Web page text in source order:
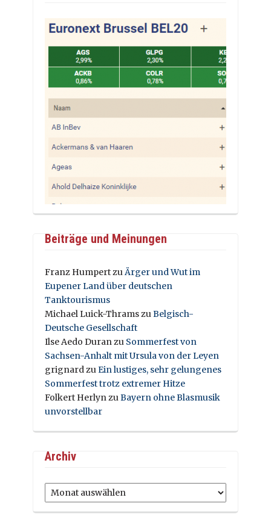
Beiträge und Meinungen
Franz HumpertzuÄrger und Wut im
Eupener Land über deutschen
Tanktourismus
Michael Luick-ThramszuBelgisch-
Deutsche Gesellschaft
Ilse Aedo Duranzu Sommerfest von
Sachsen-Anhalt mit Ursula von der Leyen
grignardzuEin lustiges, sehr gelungenes
Sommerfest trotz extremer Hitze
Folkert HerlynzuBayern ohne Blasmusik
unvorstellbar
Archiv
Archiv